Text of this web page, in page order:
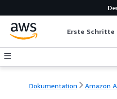
Erste Schritte
Dokumentation Amazon